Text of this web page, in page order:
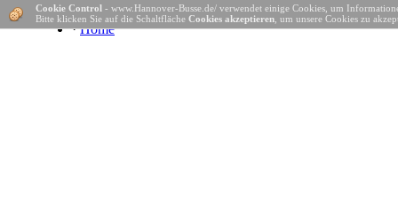
· Home
Cookie Control - www.Hannover-Busse.de/ verwendet einige Cookies, um
Bitte klicken Sie auf die Schaltfläche Cookies akzeptieren , um unsere Cookies zu